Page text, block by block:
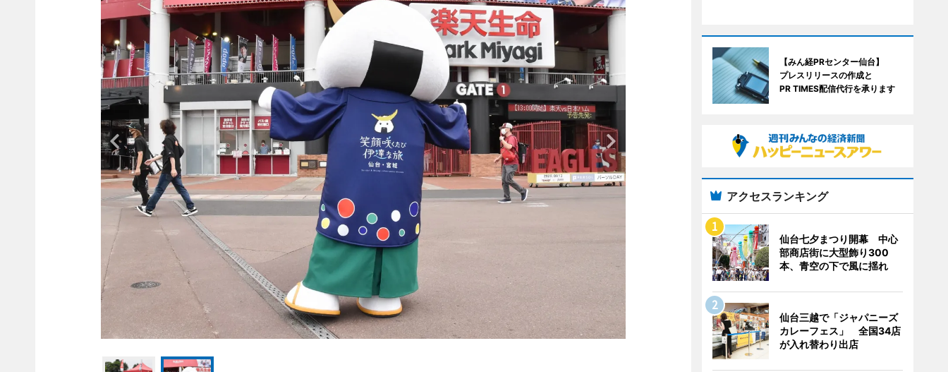
【みん経PRセンター仙台】
プレスリリースの作成と
PR TIMES配信代行を承ります
アクセスランキング
仙台七夕まつり開幕 中心
部商店街に大型飾り300
本、青空の下で風に揺れ
仙台三越で「ジャパニーズ
カレーフェス」 全国34店
が入れ替わり出店